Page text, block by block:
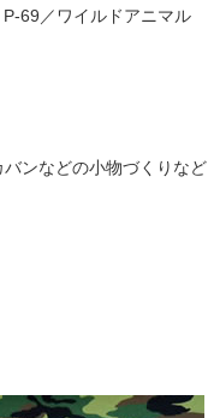
69／ワイルドアニマル
ンなどの小物づくりなど